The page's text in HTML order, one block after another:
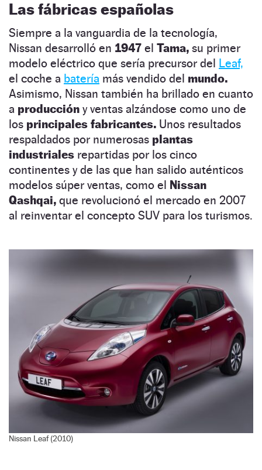
Las fábricas españolas
Siempre a la vanguardia de la tecnología,
Nissan desarrolló en 1947 el Tama, su primer
modelo eléctrico que sería precursor del Leaf,
el coche a batería más vendido del mundo.
Asimismo, Nissan también ha brillado en cuanto
a producción y ventas alzándose como uno de
los principales fabricantes. Unos resultados
respaldados por numerosas plantas
industriales repartidas por los cinco
continentes y de las que han salido auténticos
modelos súper ventas, como el Nissan
Qashqai, que revolucionó el mercado en 2007
al reinventar el concepto SUV para los turismos.
Nissan Leaf (2010)